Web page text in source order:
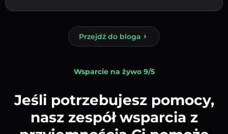
Przejdź do bloga
Wsparcie na żywo 9/5
Jeśli potrzebujesz pomocy,
nasz zespół wsparcia z